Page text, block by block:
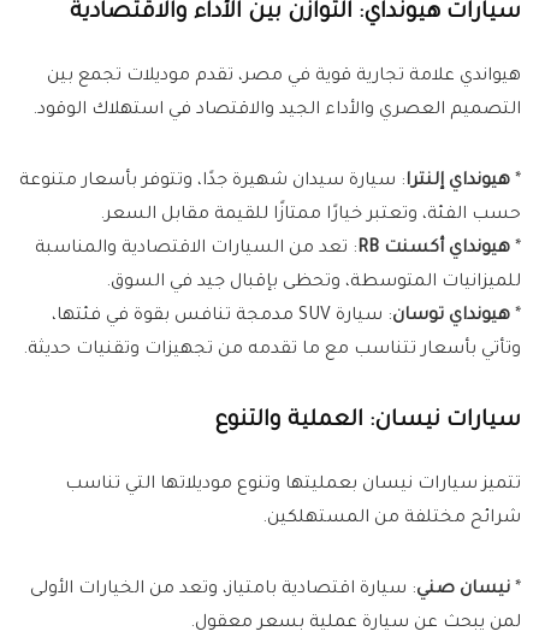
سيارات هيونداي: التوازن بين الأداء والاقتصادية
هيواندي علامة تجارية قوية في مصر، تقدم موديلات تجمع بين
التصميم العصري والأداء الجيد والاقتصاد في استهلاك الوقود.
* هيونداي إلنترا: سيارة سيدان شهيرة جدًا، وتتوفر بأسعار متنوعة
حسب الفئة، وتعتبر خيارًا ممتازًا للقيمة مقابل السعر.
* هيونداي أكسنت RB
: تعد من السيارات الاقتصادية والمناسبة
للميزانيات المتوسطة، وتحظى بإقبال جيد في السوق.
* هيونداي توسان
: سيارة SUV مدمجة تنافس بقوة في فئتها،
وتأتي بأسعار تتناسب مع ما تقدمه من تجهيزات وتقنيات حديثة.
سيارات نيسان: العملية والتنوع
تتميز سيارات نيسان بعمليتها وتنوع موديلاتها التي تناسب
شرائح مختلفة من المستهلكين.
* نيسان صني: سيارة اقتصادية بامتياز، وتعد من الخيارات الأولى
لمن يبحث عن سيارة عملية بسعر معقول.